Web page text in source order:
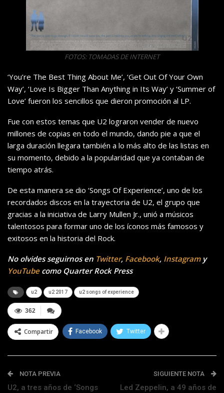
FOTOS: TOMADAS DE INTERNET
‘You’re The Best Thing About Me’, ‘Get Out Of Your Own
Way’, ‘Love Is Bigger Than Anything in Its Way’ y ‘Summer of
Love’ fueron los sencillos que dieron promoción al LP.
Fue con estos temas que U2 lograron vender de nuevo
millones de copias en todo el mundo, dando pie a que el
larga duración llegara también a lo más alto de las listas en
su momento, debido a la popularidad que ya contaban de
tiempo atrás.
De esta manera se dio ‘Songs Of Experience’, uno de los
recordados discos en la trayectoria de U2, el grupo que
gracias a la iniciativa de Larry Mullen Jr., unió a músicos
talentosos para formar uno de los íconos más famosos y
exitosos en la historia del Rock.
No olvides seguirnos en Twitter, Facebook, Instagramy
YouTubecomo Quarter Rock Press
u2 u2 2017 u2 songs of experience
362
Compartir Facebook Twitter
NOTA PREVIA
U2, a tres años de ‘Songs
SIGUIENTE NOTA
Led Zeppelin, a 49 años de